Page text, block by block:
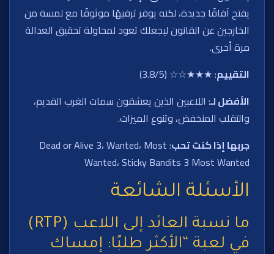
يفتح آفاقًا جديدة، لكنه يوفر ترفيهًا موثوقًا مع لمسة من
الخارجين عن القانون ليجعلك تعود لمحاولة تحقيق العدالة
مرة أخرى.
التقييم: ★★★☆☆ (3.8/5)
الأفضل لـ: اللاعبين الذين يعشقون سمات الغرب القديم،
والتقلب المنخفض، وتنوع الميزات.
جربها إذا كنت تحب : Dead or Alive 3، Wanted، Most
Wanted، Sticky Bandits 3 Most Wanted
الأسئلة الشائعة
ما نسبة العائد إلى اللاعب (RTP)
في لعبة “الأكثر طلبًا: إمساك